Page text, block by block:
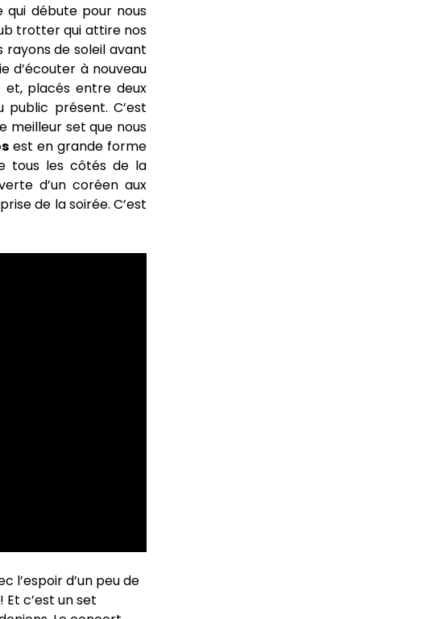
qui débute pour nous
trotter qui attire nos
rayons de soleil avant
d’écouter à nouveau
et, placés entre deux
présent. C’est
meilleur set que nous
est en grande forme
tous les côtés de la
d’un coréen aux
de la soirée. C’est
l’espoir d’un peu de
c’est un set